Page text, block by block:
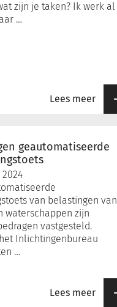
zijn je taken? Ik werk al
…
Lees meer
geautomatiseerde
van belastingen van
waterschappen zijn
vastgesteld.
Inlichtingenbureau
…
Lees meer